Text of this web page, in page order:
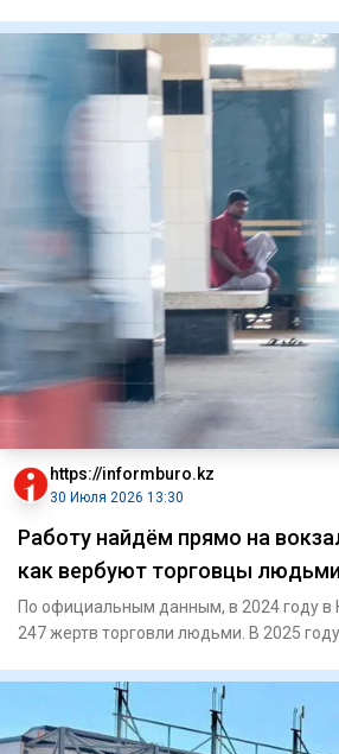
https://informburo.kz
30 Июля 2026 13:30
Работу найдём прямо на
как вербуют торговцы
По официальным данным, в 2024 году в
247 жертв торговли людьми. В 2025